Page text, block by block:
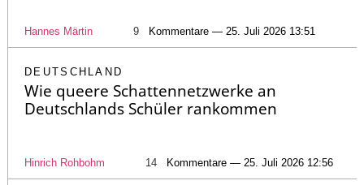
Hannes Märtin 9 Kommentare — 25. Juli 2026 13:51
DEUTSCHLAND
Wie queere Schattennetzwerke an
Deutschlands Schüler rankommen
Hinrich Rohbohm 14 Kommentare — 25. Juli 2026 12:56